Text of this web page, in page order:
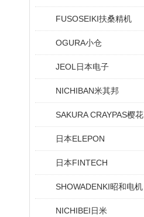
FUSOSEIKI扶桑精机
OGURA小仓
JEOL日本电子
NICHIBAN米其邦
SAKURA CRAYPAS樱花
日本ELEPON
日本FINTECH
SHOWADENKI昭和电机
NICHIBEI日米